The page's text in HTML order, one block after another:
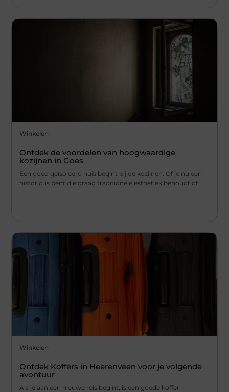
Winkelen
Ontdek de voordelen van hoogwaardige
kozijnen in Goes
Een goed geïsoleerd huis begint bij de kozijnen. Of je nu een
historicus bent die graag traditionele esthetiek behoudt of
Winkelen
Ontdek Koffers in Heerenveen voor je volgende
avontuur
Als je aan een nieuwe reis begint, is een goede koffer